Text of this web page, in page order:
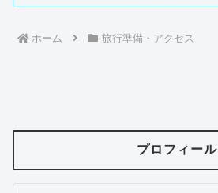
ホーム 旅行準備・アクセス
プロフィール